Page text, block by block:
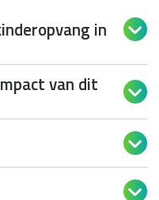
in 
van dit 

